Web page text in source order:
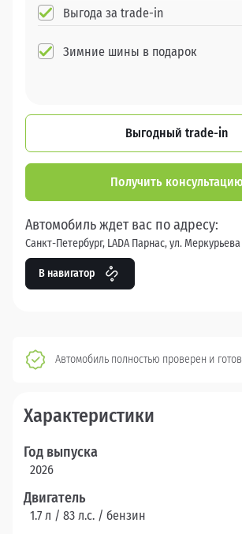
Выгода за trade-in
Зимние шины в подарок
Выгодный trade-in
Получить консультацию
Автомобиль ждет вас по адресу:
Санкт-Петербург, LADA Парнас, ул. Меркурьева
В навигатор
Автомобиль полностью проверен и
Характеристики
Год выпуска
2026
Двигатель
1.7 л / 83 л.c. / бензин